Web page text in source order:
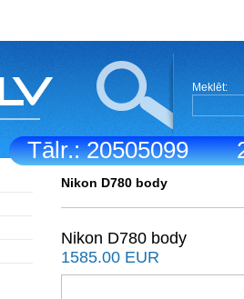
Tālr.: 20505099
Meklēt:
Nikon D780 body
Nikon D780 body
1585.00 EUR